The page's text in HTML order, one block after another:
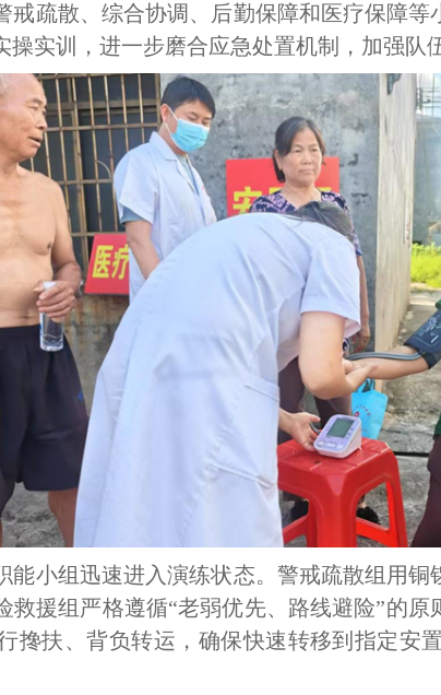
戒疏散、综合协调、后勤保障和医疗保障
实训，进一步磨合应急处置机制，加强队
能小组迅速进入演练状态。警戒疏散组用
救援组严格遵循“老弱优先、路线避险”的
搀扶、背负转运，确保快速转移到指定安